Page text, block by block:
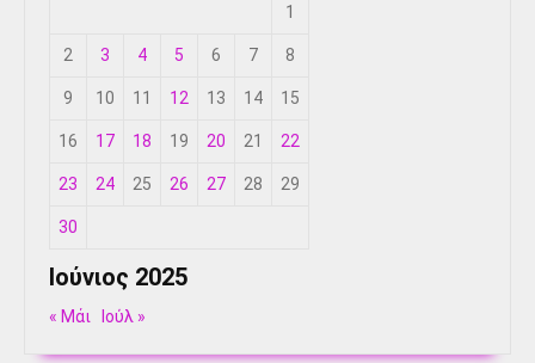
Ιούνιος 2025
1
2 3 4 5 6 7 8
9 10 11 12 13 14 15
16 17 18 19 20 21 22
23 24 25 26 27 28 29
30
« Μάι Ιούλ »